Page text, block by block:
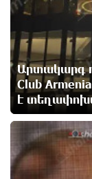
Մեր
Արտակարգ
Club
է
5